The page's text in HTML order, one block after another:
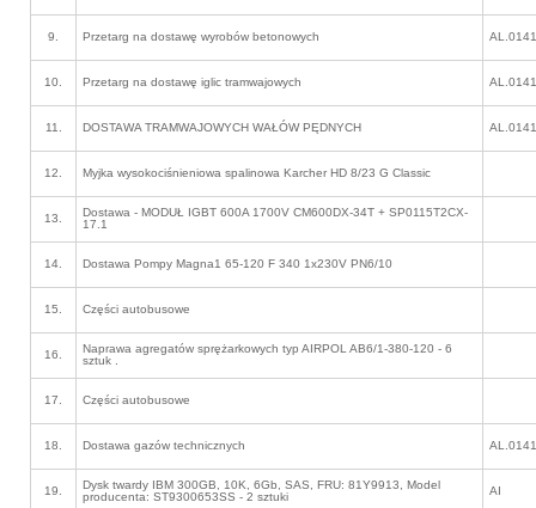
9. Przetarg na dostawę wyrobów betonowych
10. Przetarg na dostawę iglic tramwajowych
11. DOSTAWA TRAMWAJOWYCH WAŁÓW PĘDNYCH
12. Myjka wysokociśnieniowa spalinowa Karcher HD 8/23 G Classic
13.
Dostawa - MODUŁ IGBT 600A 1700V CM600DX-34T + SP0115T2CX-
17.1
14. Dostawa Pompy Magna1 65-120 F 340 1x230V PN6/10
15. Części autobusowe
16.
Naprawa agregatów sprężarkowych typ AIRPOL AB6/1-380-120 - 6
sztuk .
17. Części autobusowe
18. Dostawa gazów technicznych
19.
Dysk twardy IBM 300GB, 10K, 6Gb, SAS, FRU: 81Y9913, Model
producenta: ST9300653SS - 2 sztuki
AI